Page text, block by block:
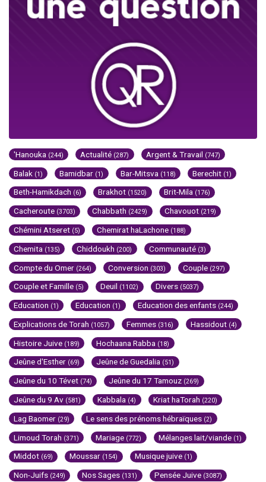
'Hanouka (244) Actualité (287) Argent & Travail (747)
Balak (1) Bamidbar (1) Bar-Mitsva (118) Berechit (1)
Beth-Hamikdach (6) Brakhot (1520) Brit-Mila (176)
Cacheroute (3703) Chabbath (2429) Chavouot (219)
Chémini Atseret (5) Chemirat haLachone (188)
Chemita (135) Chiddoukh (200) Communauté (3)
Compte du Omer (264) Conversion (303) Couple (297)
Couple et Famille (5) Deuil (1102) Divers (5037)
Education (1) Education (1) Education des enfants (244)
Explications de Torah (1057) Femmes (316) Hassidout (4)
Histoire Juive (189) Hochaana Rabba (18)
Jeûne d'Esther (69) Jeûne de Guedalia (51)
Jeûne du 10 Tévet (74) Jeûne du 17 Tamouz (269)
Jeûne du 9 Av (581) Kabbala (4) Kriat haTorah (220)
Lag Baomer (29) Le sens des prénoms hébraïques (2)
Limoud Torah (371) Mariage (772) Mélanges lait/viande (1)
Middot (69) Moussar (154) Musique juive (1)
Non-Juifs (249) Nos Sages (131) Pensée Juive (3087)